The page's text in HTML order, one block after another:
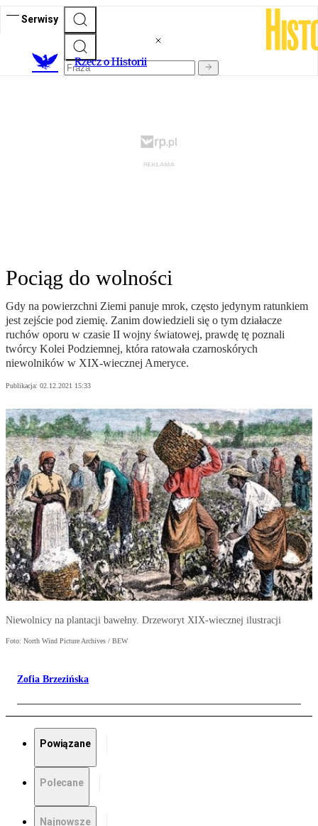
Serwisy
Rzecz o Historii
Pociąg do wolności
Gdy na powierzchni Ziemi panuje mrok, często jedynym ratunkiem
jest zejście pod ziemię. Zanim dowiedzieli się o tym działacze
ruchów oporu w czasie II wojny światowej, prawdę tę poznali
twórcy Kolei Podziemnej, która ratowała czarnoskórych
niewolników w XIX-wiecznej Ameryce.
Publikacja: 02.12.2021 15:33
Niewolnicy na plantacji bawełny. Drzeworyt XIX-wiecznej ilustracji
Foto: North Wind Picture Archives / BEW
Zofia Brzezińska
Powiązane
Polecane
Najnowsze